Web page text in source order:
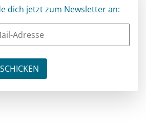
dich jetzt zum Newsletter an: